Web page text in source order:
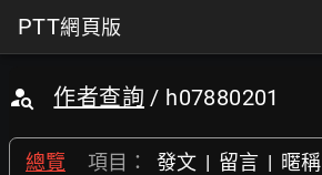
PTT網頁版
作者查詢 / h07880201
總覽 項目： 發文 | 留言 | 暱稱